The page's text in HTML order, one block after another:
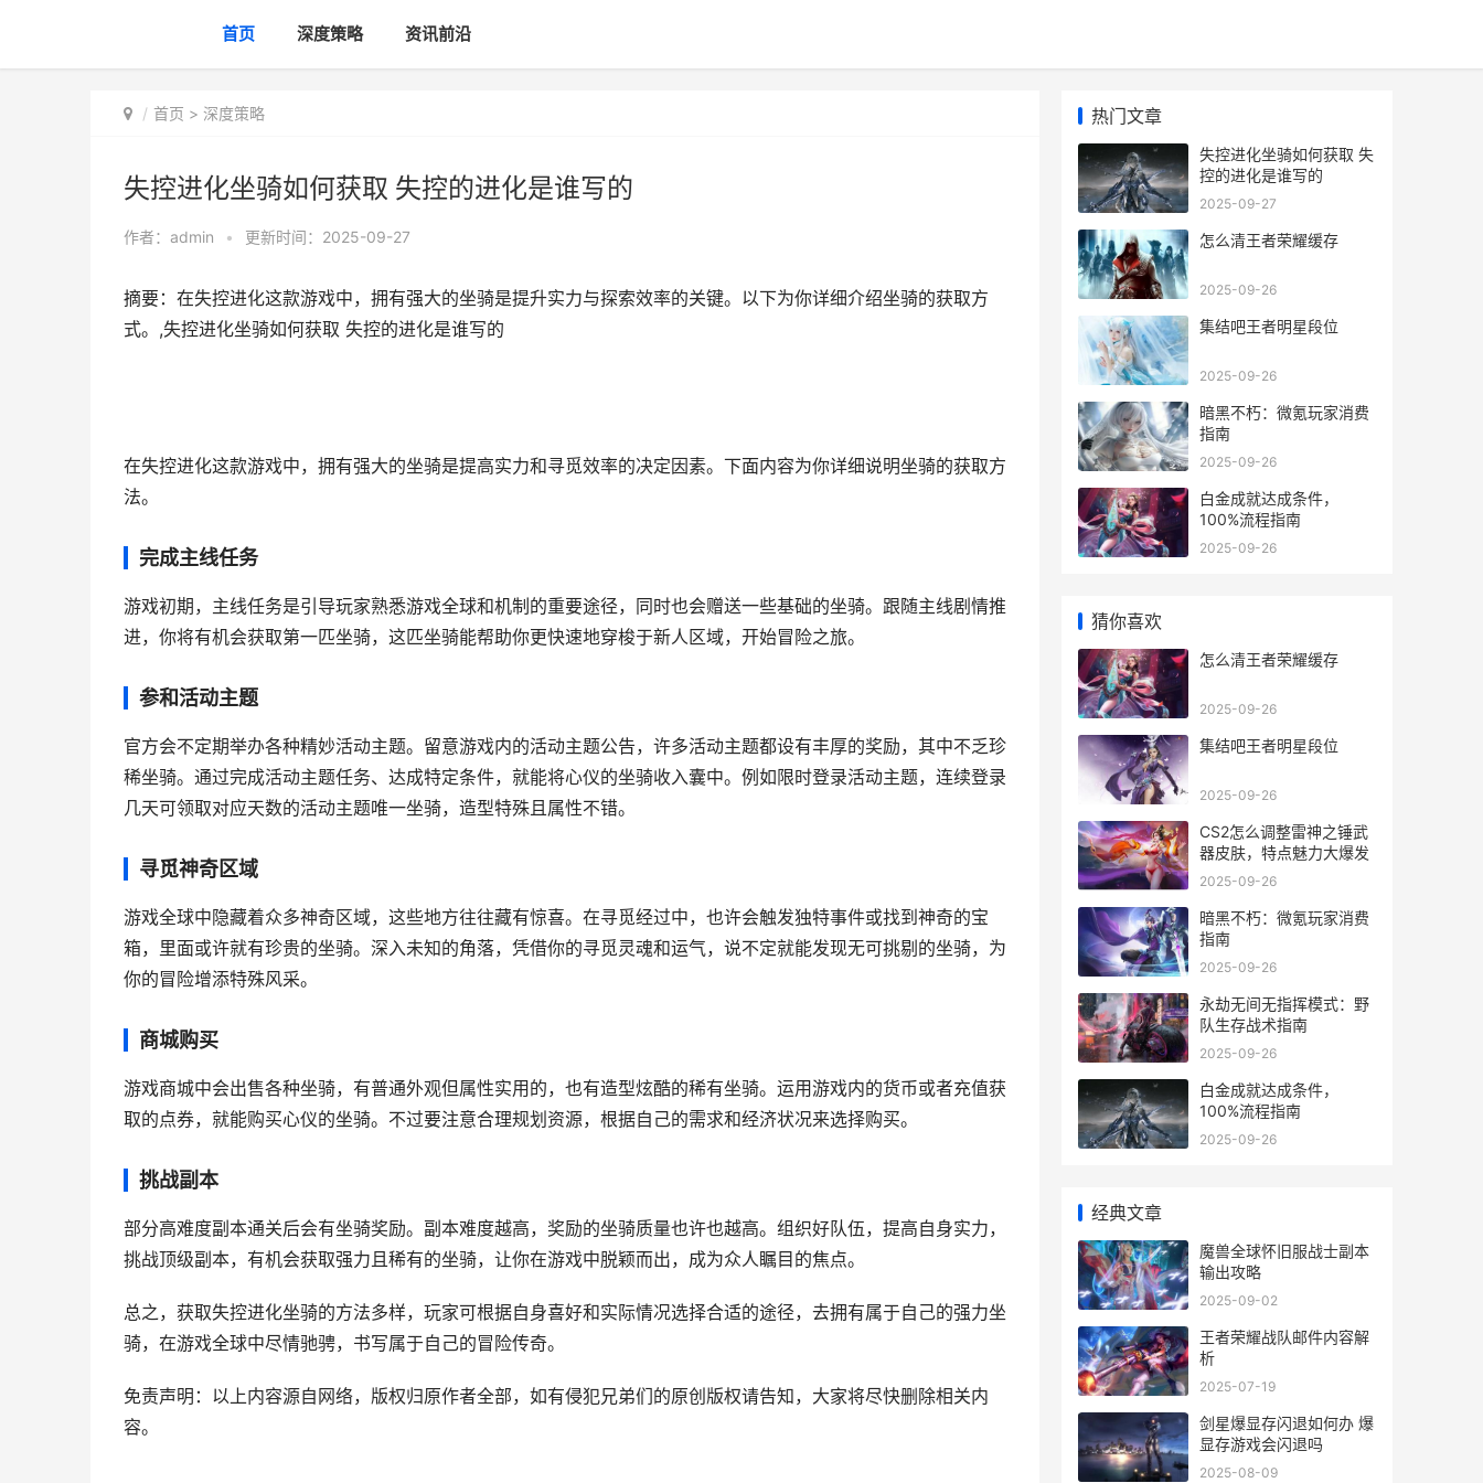
首页 深度策略 资讯前沿
首页 > 深度策略
失控进化坐骑如何获取 失控的进化是谁写的
作者： admin • 更新时间：2025-09-27
摘要：在失控进化这款游戏中，拥有强大的坐骑是提升实力与探索效率的关键。以下为你详细介绍坐骑的获取方
式。,失控进化坐骑如何获取 失控的进化是谁写的
在失控进化这款游戏中，拥有强大的坐骑是提高实力和寻觅效率的决定因素。下面内容为你详细说明坐骑的获取方
法。
完成主线任务
游戏初期，主线任务是引导玩家熟悉游戏全球和机制的重要途径，同时也会赠送一些基础的坐骑。跟随主线剧情推
进，你将有机会获取第一匹坐骑，这匹坐骑能帮助你更快速地穿梭于新人区域，开始冒险之旅。
参和活动主题
官方会不定期举办各种精妙活动主题。留意游戏内的活动主题公告，许多活动主题都设有丰厚的奖励，其中不乏珍
稀坐骑。通过完成活动主题任务、达成特定条件，就能将心仪的坐骑收入囊中。例如限时登录活动主题，连续登录
几天可领取对应天数的活动主题唯一坐骑，造型特殊且属性不错。
寻觅神奇区域
游戏全球中隐藏着众多神奇区域，这些地方往往藏有惊喜。在寻觅经过中，也许会触发独特事件或找到神奇的宝
箱，里面或许就有珍贵的坐骑。深入未知的角落，凭借你的寻觅灵魂和运气，说不定就能发现无可挑剔的坐骑，为
你的冒险增添特殊风采。
商城购买
游戏商城中会出售各种坐骑，有普通外观但属性实用的，也有造型炫酷的稀有坐骑。运用游戏内的货币或者充值获
取的点券，就能购买心仪的坐骑。不过要注意合理规划资源，根据自己的需求和经济状况来选择购买。
挑战副本
部分高难度副本通关后会有坐骑奖励。副本难度越高，奖励的坐骑质量也许也越高。组织好队伍，提高自身实力，
挑战顶级副本，有机会获取强力且稀有的坐骑，让你在游戏中脱颖而出，成为众人瞩目的焦点。
总之，获取失控进化坐骑的方法多样，玩家可根据自身喜好和实际情况选择合适的途径，去拥有属于自己的强力坐
骑，在游戏全球中尽情驰骋，书写属于自己的冒险传奇。
免责声明：以上内容源自网络，版权归原作者全部，如有侵犯兄弟们的原创版权请告知，大家将尽快删除相关内
容。
热门文章
失控进化坐骑如何获取 失
控的进化是谁写的
2025-09-27
怎么清王者荣耀缓存
2025-09-26
集结吧王者明星段位
2025-09-26
暗黑不朽：微氪玩家消费
指南
2025-09-26
白金成就达成条件，
100%流程指南
2025-09-26
猜你喜欢
怎么清王者荣耀缓存
2025-09-26
集结吧王者明星段位
2025-09-26
CS2怎么调整雷神之锤武
器皮肤，特点魅力大爆发
2025-09-26
暗黑不朽：微氪玩家消费
指南
2025-09-26
永劫无间无指挥模式：野
队生存战术指南
2025-09-26
白金成就达成条件，
100%流程指南
2025-09-26
经典文章
魔兽全球怀旧服战士副本
输出攻略
2025-09-02
王者荣耀战队邮件内容解
析
2025-07-19
剑星爆显存闪退如何办 爆
显存游戏会闪退吗
2025-08-09